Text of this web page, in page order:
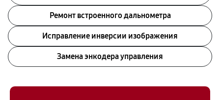
Ремонт встроенного дальнометра
Исправление инверсии изображения
Замена энкодера управления